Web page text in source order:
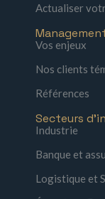
Actualiser
Vos enjeux
Nos clients
Références
Secteurs
Industrie
Banque et
Logistique et